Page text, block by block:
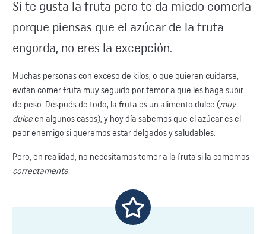
​Si te gusta la fruta pero te da miedo comerla
porque piensas que el azúcar de la fruta
engorda, no ​eres la excepción.
​Muchas personas con exceso de kilos, o que quieren cuidarse,
evitan comer fruta muy seguido por temor a que ​les haga subir
de peso. Después de todo, la fruta es un alimento dulce (muy
dulce en algunos​ casos), y hoy día sabemos que el azúcar es el
peor enemigo si queremos estar delgados y saludables.
Pero, en realidad, ​no necesitamos temer a la fruta si la comemos
correctamente.